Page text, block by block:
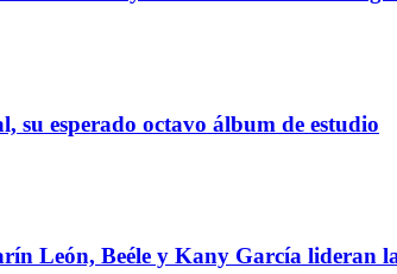
su esperado octavo álbum de estudio
León, Beéle y Kany García lideran